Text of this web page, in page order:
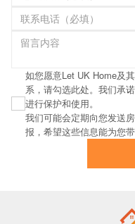
如您愿意Let UK Home及
系，请勾选此处。我们承
进行保护和使用。
我们可能会定期向您发送
报，希望这些信息能为您带